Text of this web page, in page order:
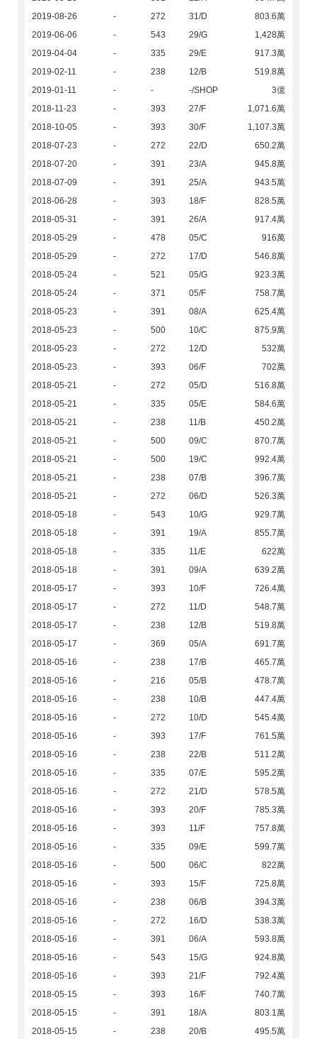
2019-08-26
- 272 31/D
803.6萬
2019-06-06
- 543 29/G
1,428萬
2019-04-04
- 335 29/E
917.3萬
2019-02-11
- 238 12/B
519.8萬
2019-01-11
- - -/SHOP
3億
2018-11-23
- 393 27/F
1,071.6萬
2018-10-05
- 393 30/F
1,107.3萬
2018-07-23
- 272 22/D
650.2萬
2018-07-20
- 391 23/A
945.8萬
2018-07-09
- 391 25/A
943.5萬
2018-06-28
- 393 18/F
828.5萬
2018-05-31
- 391 26/A
917.4萬
2018-05-29
- 478 05/C
916萬
2018-05-29
- 272 17/D
546.8萬
2018-05-24
- 521 05/G
923.3萬
2018-05-24
- 371 05/F
758.7萬
2018-05-23
- 391 08/A
625.4萬
2018-05-23
- 500 10/C
875.9萬
2018-05-23
- 272 12/D
532萬
2018-05-23
- 393 06/F
702萬
2018-05-21
- 272 05/D
516.8萬
2018-05-21
- 335 05/E
584.6萬
2018-05-21
- 238 11/B
450.2萬
2018-05-21
- 500 09/C
870.7萬
2018-05-21
- 500 19/C
992.4萬
2018-05-21
- 238 07/B
396.7萬
2018-05-21
- 272 06/D
526.3萬
2018-05-18
- 543 10/G
929.7萬
2018-05-18
- 391 19/A
855.7萬
2018-05-18
- 335 11/E
622萬
2018-05-18
- 391 09/A
639.2萬
2018-05-17
- 393 10/F
726.4萬
2018-05-17
- 272 11/D
548.7萬
2018-05-17
- 238 12/B
519.8萬
2018-05-17
- 369 05/A
691.7萬
2018-05-16
- 238 17/B
465.7萬
2018-05-16
- 216 05/B
478.7萬
2018-05-16
- 238 10/B
447.4萬
2018-05-16
- 272 10/D
545.4萬
2018-05-16
- 393 17/F
761.5萬
2018-05-16
- 238 22/B
511.2萬
2018-05-16
- 335 07/E
595.2萬
2018-05-16
- 272 21/D
578.5萬
2018-05-16
- 393 20/F
785.3萬
2018-05-16
- 393 11/F
757.8萬
2018-05-16
- 335 09/E
599.7萬
2018-05-16
- 500 06/C
822萬
2018-05-16
- 393 15/F
725.8萬
2018-05-16
- 238 06/B
394.3萬
2018-05-16
- 272 16/D
538.3萬
2018-05-16
- 391 06/A
593.8萬
2018-05-16
- 543 15/G
924.8萬
2018-05-16
- 393 21/F
792.4萬
2018-05-15
- 393 16/F
740.7萬
2018-05-15
- 391 18/A
803.1萬
2018-05-15
- 238 20/B
495.5萬